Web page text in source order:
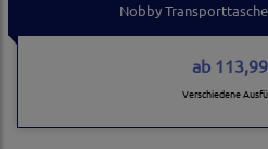
Nobby
ab
Verschiedene